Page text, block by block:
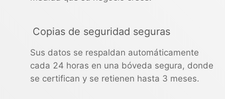
Copias de seguridad seguras
Sus datos se respaldan automáticamente
cada 24 horas en una bóveda segura, donde
se certifican y se retienen hasta 3 meses.